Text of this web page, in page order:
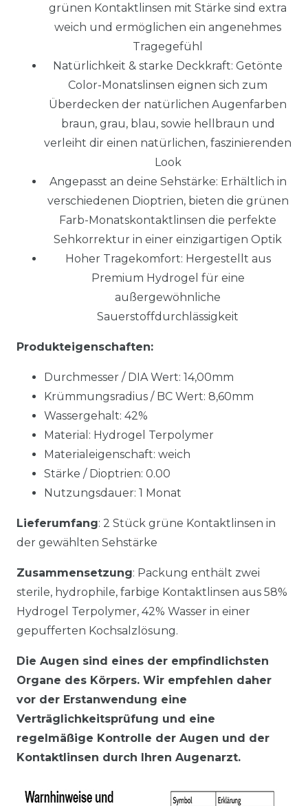
grünen Kontaktlinsen mit Stärke sind extra
weich und ermöglichen ein angenehmes
Tragegefühl
Natürlichkeit & starke Deckkraft: Getönte
Color-Monatslinsen eignen sich zum
Überdecken der natürlichen Augenfarben
braun, grau, blau, sowie hellbraun und
verleiht dir einen natürlichen, faszinierenden
Look
Angepasst an deine Sehstärke: Erhältlich in
verschiedenen Dioptrien, bieten die grünen
Farb-Monatskontaktlinsen die perfekte
Sehkorrektur in einer einzigartigen Optik
Hoher Tragekomfort: Hergestellt aus
Premium Hydrogel für eine
außergewöhnliche
Sauerstoffdurchlässigkeit
Produkteigenschaften:
Durchmesser / DIA Wert: 14,00mm
Krümmungsradius / BC Wert: 8,60mm
Wassergehalt: 42%
Material: Hydrogel Terpolymer
Materialeigenschaft: weich
Stärke / Dioptrien: 0.00
Nutzungsdauer: 1 Monat
Lieferumfang: 2 Stück grüne Kontaktlinsen in
der gewählten Sehstärke
Zusammensetzung: Packung enthält zwei
sterile, hydrophile, farbige Kontaktlinsen aus 58%
Hydrogel Terpolymer, 42% Wasser in einer
gepufferten Kochsalzlösung.
Die Augen sind eines der empfindlichsten
Organe des Körpers. Wir empfehlen daher
vor der Erstanwendung eine
Verträglichkeitsprüfung und eine
regelmäßige Kontrolle der Augen und der
Kontaktlinsen durch Ihren Augenarzt.